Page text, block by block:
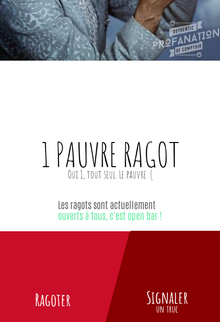
1 PAUVRE RAGOT
Ragoter
Les ragots sont actuellement
ouverts à tous, c'est open bar !
Signaler
un truc